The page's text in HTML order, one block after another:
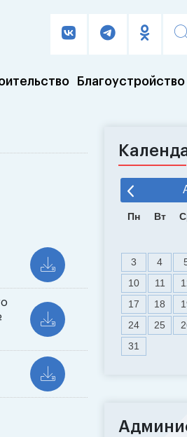
Благоустройство
Пн Вт
3
4
10
11
17
18
24
25
31